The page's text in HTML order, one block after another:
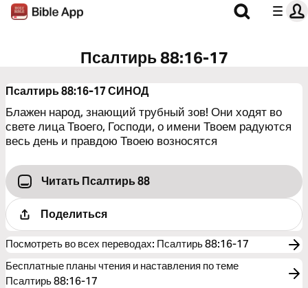
Псалтирь 88:16-17
Псалтирь 88:16-17СИНОД
Блажен народ, знающий трубный зов! Они ходят во
свете лица Твоего, Господи, о имени Твоем радуются
весь день и правдою Твоею возносятся
Читать Псалтирь 88
Поделиться
Посмотреть во всех переводах: Псалтирь 88:16-17
Бесплатные планы чтения и наставления по теме
Псалтирь 88:16-17